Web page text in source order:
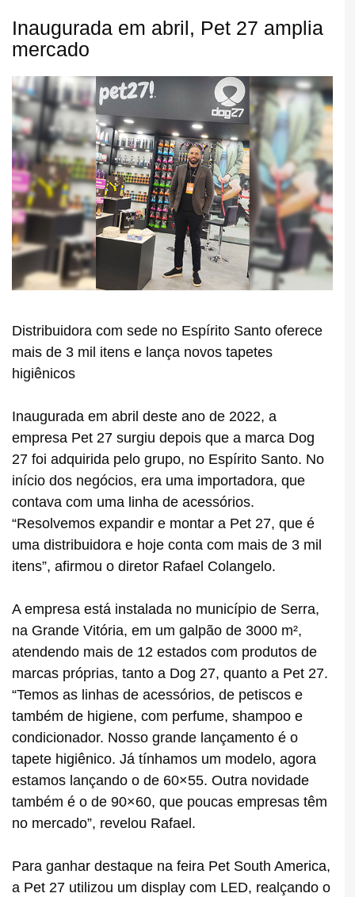
Inaugurada em abril, Pet 27 amplia
mercado
Distribuidora com sede no Espírito Santo oferece
mais de 3 mil itens e lança novos tapetes
higiênicos
Inaugurada em abril deste ano de 2022, a
empresa Pet 27 surgiu depois que a marca Dog
27 foi adquirida pelo grupo, no Espírito Santo. No
início dos negócios, era uma importadora, que
contava com uma linha de acessórios.
“Resolvemos expandir e montar a Pet 27, que é
uma distribuidora e hoje conta com mais de 3 mil
itens”, afirmou o diretor Rafael Colangelo.
A empresa está instalada no município de Serra,
na Grande Vitória, em um galpão de 3000 m²,
atendendo mais de 12 estados com produtos de
marcas próprias, tanto a Dog 27, quanto a Pet 27.
“Temos as linhas de acessórios, de petiscos e
também de higiene, com perfume, shampoo e
condicionador. Nosso grande lançamento é o
tapete higiênico. Já tínhamos um modelo, agora
estamos lançando o de 60×55. Outra novidade
também é o de 90×60, que poucas empresas têm
no mercado”, revelou Rafael.
Para ganhar destaque na feira Pet South America,
a Pet 27 utilizou um display com LED, realçando o